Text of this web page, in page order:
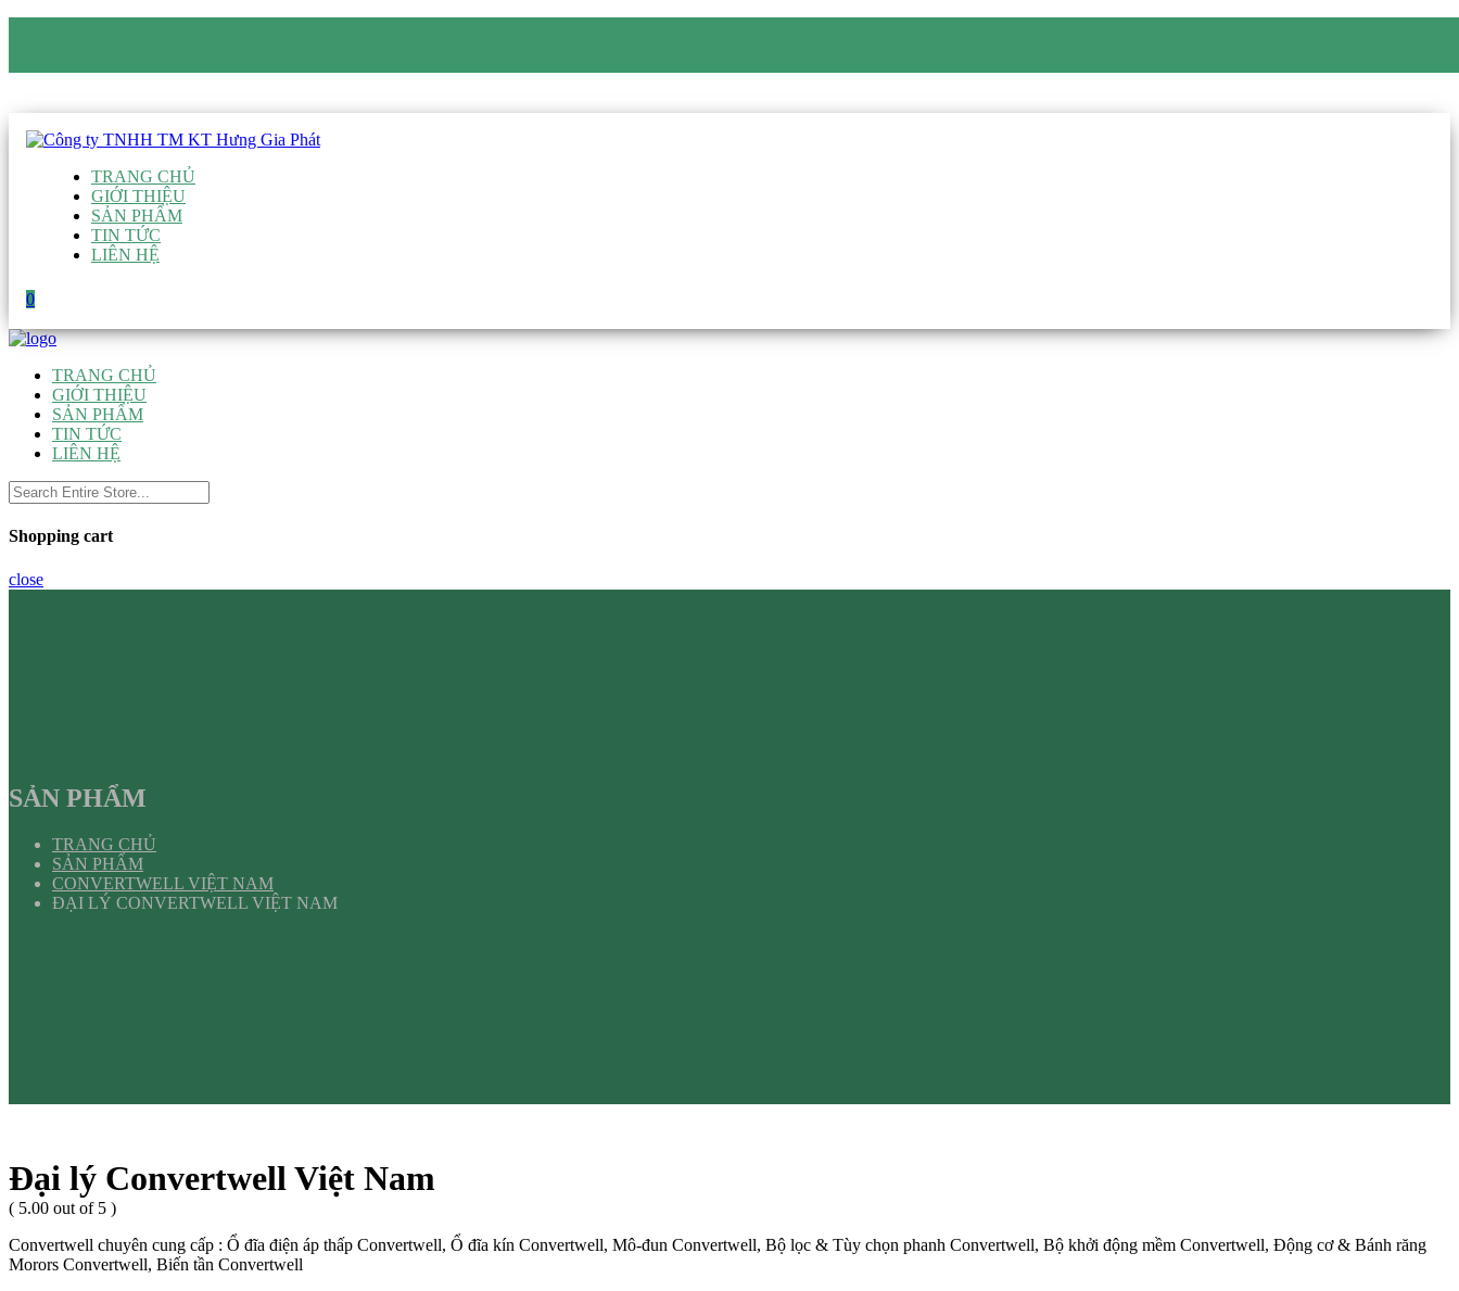
TRANG CHỦ
GIỚI THIỆU
SẢN PHẨM
TIN TỨC
LIÊN HỆ
0
TRANG CHỦ
GIỚI THIỆU
SẢN PHẨM
TIN TỨC
LIÊN HỆ
Shopping cart
close
SẢN PHẨM
TRANG CHỦ
SẢN PHẨM
CONVERTWELL VIỆT NAM
ĐẠI LÝ CONVERTWELL VIỆT NAM
Đại lý Convertwell Việt Nam
( 5.00 out of 5 )
Convertwell chuyên cung cấp : Ổ đĩa điện áp thấp Convertwell, Ổ đĩa kín Convertwell, Mô-đun Convertwell, Bộ lọc & Tùy chọn phanh Convertwell, Bộ khởi động mềm Convertwell, Động cơ & Bánh răng
Morors Convertwell, Biến tần Convertwell